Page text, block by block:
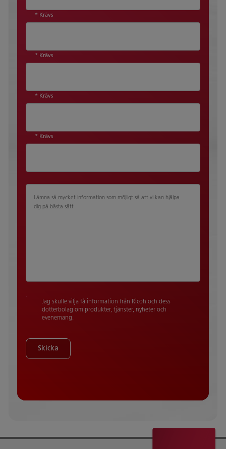
* Krävs
* Krävs
* Krävs
* Krävs
Lämna så mycket information som möjligt så att vi kan hjälpa
dig på bästa sätt
Jag skulle vilja få information från Ricoh och dess
dotterbolag om produkter, tjänster, nyheter och
evenemang.
Skicka